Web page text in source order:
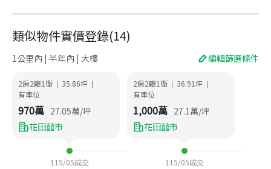
類似物件實價登錄(14)
1公里內 | 半年內 | 大樓 編輯篩選條件
2房2廳1衛 | 35.86坪 |
有車位
970萬 27.05萬/坪
花田囍市
115/05成交
2房2廳1衛 | 36.91坪 |
有車位
1,000萬 27.1萬/坪
花田囍市
115/05成交